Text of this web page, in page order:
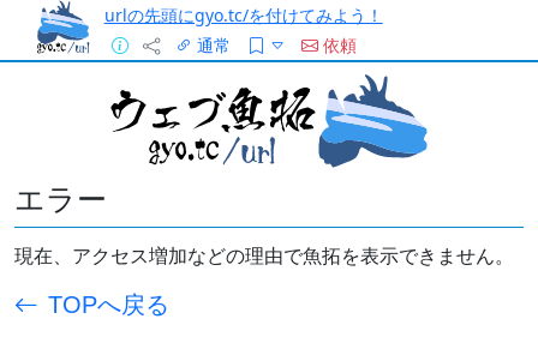
urlの先頭にgyo.tc/を付けてみよう！
通常
依頼